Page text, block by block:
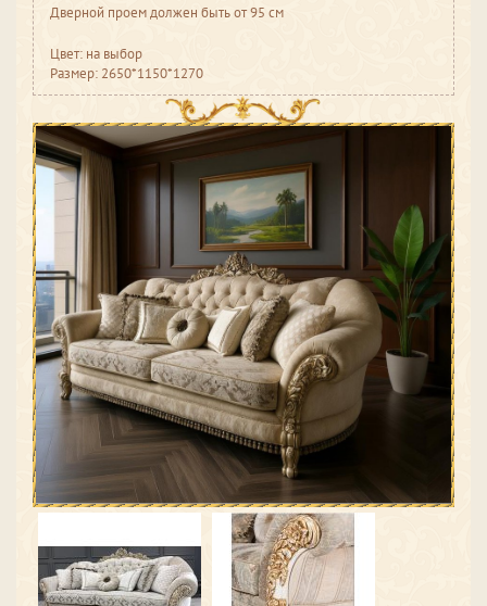
Дверной проем должен быть от 95 см
Цвет: на выбор
Размер: 2650*1150*1270